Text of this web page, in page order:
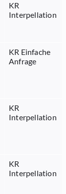
KR
Interpellation
KR Einfache
Anfrage
KR
Interpellation
KR
Interpellation